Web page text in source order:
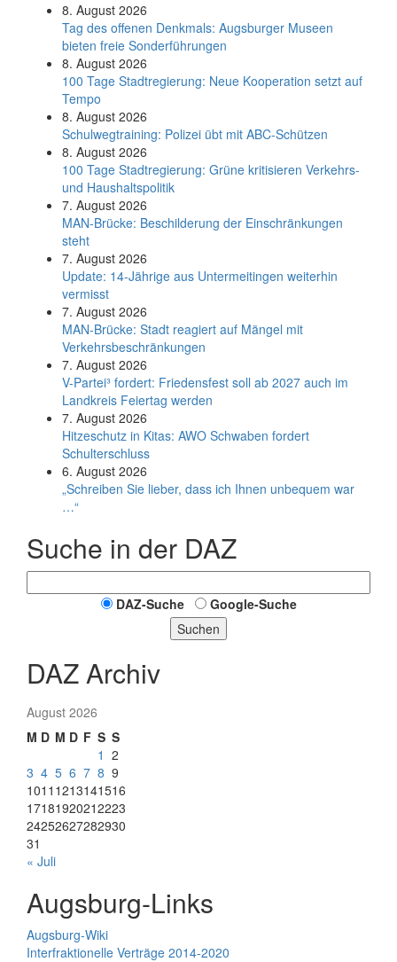
8. August 2026
Tag des offenen Denkmals: Augsburger Museen
bieten freie Sonderführungen
8. August 2026
100 Tage Stadtregierung: Neue Kooperation setzt auf
Tempo
8. August 2026
Schul­weg­trai­ning: Poli­zei übt mit ABC-Schüt­zen
8. August 2026
100 Tage Stadtregierung: Grüne kritisieren Verkehrs-
und Haushaltspolitik
7. August 2026
MAN-Brücke: Beschilderung der Einschränkungen
steht
7. August 2026
Update: 14-Jährige aus Untermeitingen weiterhin
vermisst
7. August 2026
MAN-Brücke: Stadt reagiert auf Mängel mit
Verkehrsbeschränkungen
7. August 2026
V-Partei­³ fordert: Friedens­fest soll ab 2027 auch im
Land­kreis Feier­tag werden
7. August 2026
Hitzeschutz in Kitas: AWO Schwaben fordert
Schulterschluss
6. August 2026
„Schreiben Sie lieber, dass ich Ihnen unbequem war
…“
Suche in der DAZ
DAZ-Suche
Google-Suche
Suchen
DAZ Archiv
August 2026
M D M D F S S
1 2
3 4 5 6 7 8 9
1011 1213141516
17181920212223
24252627282930
31
« Juli
Augsburg-Links
Augsburg-Wiki
Interfraktionelle Verträge 2014-2020